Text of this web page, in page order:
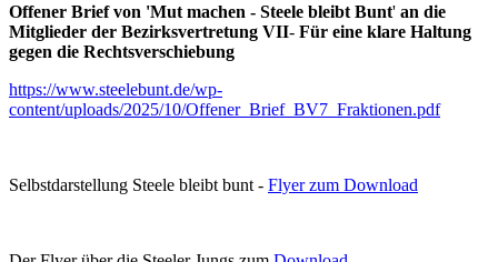
Offener Brief von 'Mut machen - Steele bleibt Bunt' an die
Mitglieder der Bezirksvertretung VII- Für eine klare Haltung
gegen die Rechtsverschiebung
https://www.steelebunt.de/wp-
content/uploads/2025/10/Offener_Brief_BV7_Fraktionen.pdf
Selbstdarstellung Steele bleibt bunt - Flyer zum Download